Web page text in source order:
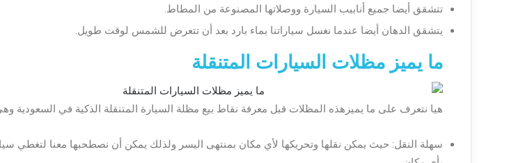
تتشقق أيضا جميع أنابيب السيارة ووصلاتها المصنوعة من المطاط.
يتشقق الدهان أيضا عندما نغسل سياراتنا بماء بارد بعد أن تتعرض للشمس لوقت طويل.
ما يميز مظلات السيارات المتنقلة
هيا نتعرف على ما يميزهذه المظلات قبل معرفة نقاط بيع مظلة السيارة المتنقلة الذكية في السعودية
سهلة النقل: حيث يمكن نقلها وتحريكها لأي مكان بمنتهى اليسر ولذلك يمكن أن نصطحبها معنا لتغطي